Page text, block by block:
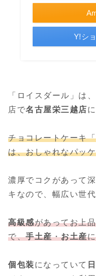
Y!シ
「ロイスダール」は
店で名古屋栄三越店
チョコレートケーキ
は、おしゃれなパッ
濃厚でコクがあって
キなので、幅広い世
高級感があってお上
で、手土産・お土産
個包装になっていて